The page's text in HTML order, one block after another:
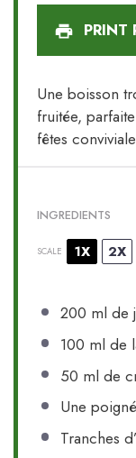
PRINT
Une boisson
fruitée,
fêtes
INGREDIENTS
SCALE 1X 2X
200 ml de
100 ml de
50 ml de
Une
Tranches